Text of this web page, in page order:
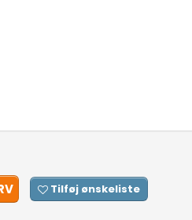
Tilføj ønskeliste